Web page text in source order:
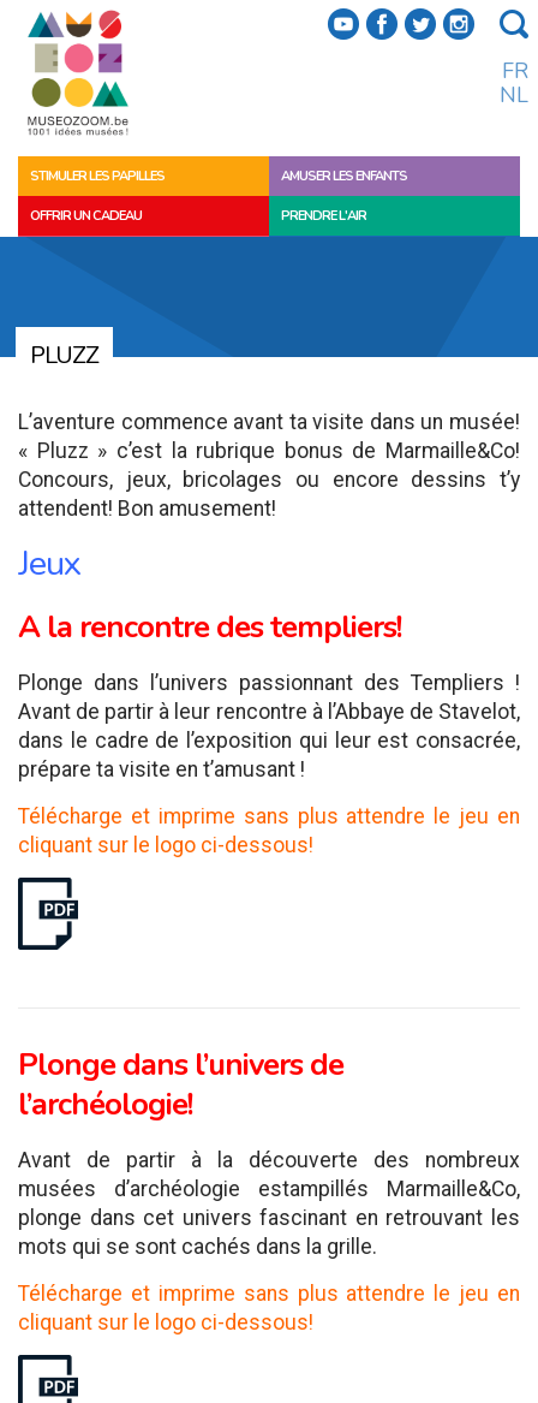
f a b e
FR
NL
STIMULER LES PAPILLES AMUSER LES ENFANTS
OFFRIR UN CADEAU PRENDRE L'AIR
PLUZZ
L’aventure commence avant ta visite dans un musée!
« Pluzz » c’est la rubrique bonus de Marmaille&Co!
Concours, jeux, bricolages ou encore dessins t’y
attendent! Bon amusement!
Jeux
A la rencontre des templiers!
Plonge dans l’univers passionnant des Templiers !
Avant de partir à leur rencontre à l’Abbaye de Stavelot,
dans le cadre de l’exposition qui leur est consacrée,
prépare ta visite en t’amusant !
Télécharge et imprime sans plus attendre le jeu en
cliquant sur le logo ci-dessous!
Plonge dans l’univers de
l’archéologie!
Avant de partir à la découverte des nombreux
musées d’archéologie estampillés Marmaille&Co,
plonge dans cet univers fascinant en retrouvant les
mots qui se sont cachés dans la grille.
Télécharge et imprime sans plus attendre le jeu en
cliquant sur le logo ci-dessous!